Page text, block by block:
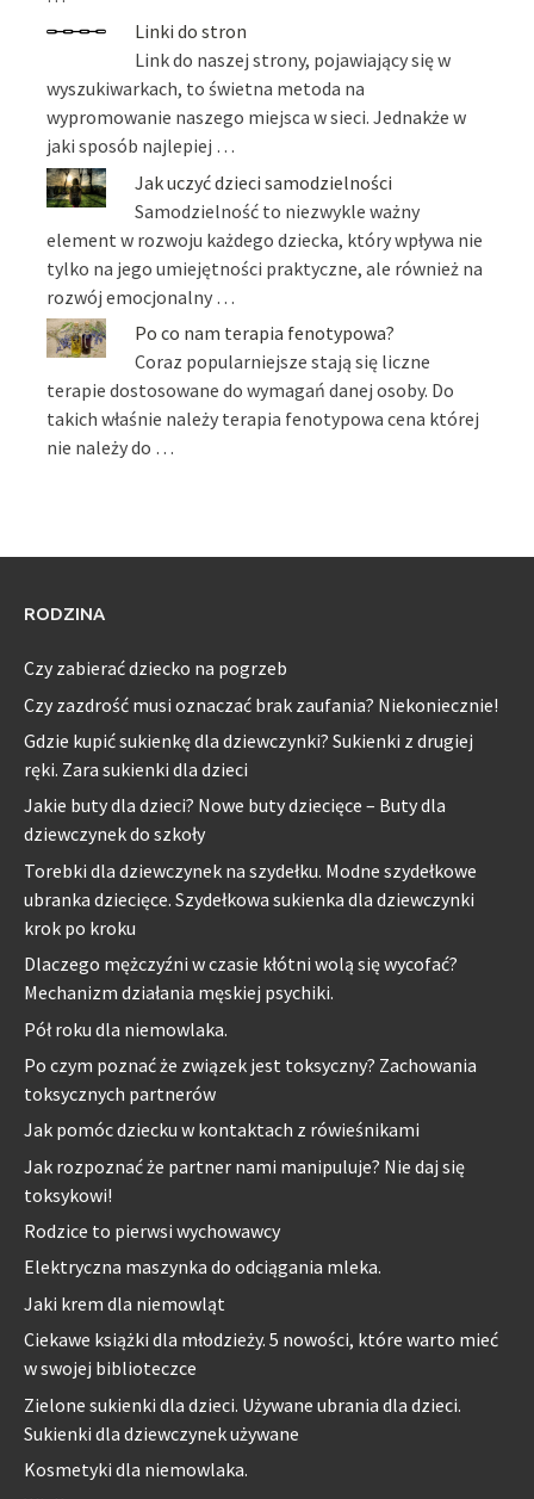
Linki do stron
Link do naszej strony, pojawiający się w
wyszukiwarkach, to świetna metoda na
wypromowanie naszego miejsca w sieci. Jednakże w
jaki sposób najlepiej …
Jak uczyć dzieci samodzielności
Samodzielność to niezwykle ważny
element w rozwoju każdego dziecka, który wpływa nie
tylko na jego umiejętności praktyczne, ale również na
rozwój emocjonalny …
Po co nam terapia fenotypowa?
Coraz popularniejsze stają się liczne
terapie dostosowane do wymagań danej osoby. Do
takich właśnie należy terapia fenotypowa cena której
nie należy do …
RODZINA
Czy zabierać dziecko na pogrzeb
Czy zazdrość musi oznaczać brak zaufania? Niekoniecznie!
Gdzie kupić sukienkę dla dziewczynki? Sukienki z drugiej
ręki. Zara sukienki dla dzieci
Jakie buty dla dzieci? Nowe buty dziecięce – Buty dla
dziewczynek do szkoły
Torebki dla dziewczynek na szydełku. Modne szydełkowe
ubranka dziecięce. Szydełkowa sukienka dla dziewczynki
krok po kroku
Dlaczego mężczyźni w czasie kłótni wolą się wycofać?
Mechanizm działania męskiej psychiki.
Pół roku dla niemowlaka.
Po czym poznać że związek jest toksyczny? Zachowania
toksycznych partnerów
Jak pomóc dziecku w kontaktach z rówieśnikami
Jak rozpoznać że partner nami manipuluje? Nie daj się
toksykowi!
Rodzice to pierwsi wychowawcy
Elektryczna maszynka do odciągania mleka.
Jaki krem dla niemowląt
Ciekawe książki dla młodzieży. 5 nowości, które warto mieć
w swojej biblioteczce
Zielone sukienki dla dzieci. Używane ubrania dla dzieci.
Sukienki dla dziewczynek używane
Kosmetyki dla niemowlaka.